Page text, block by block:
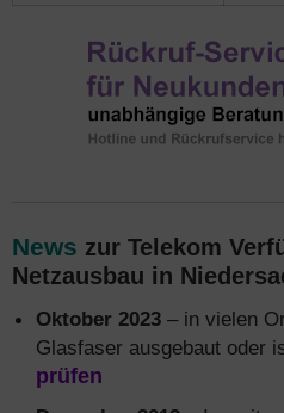
News zur Telekom
Netzausbau in
Oktober 2023 – in vielen
Glasfaser ausgebaut oder
prüfen